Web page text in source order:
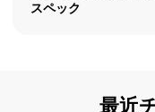
スペック
最近